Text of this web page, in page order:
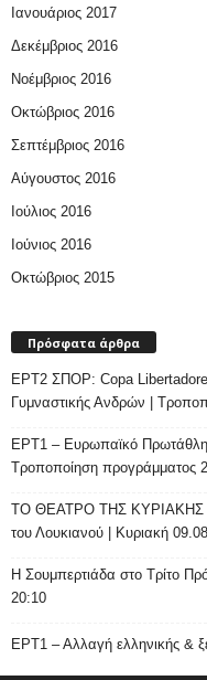
Ιανουάριος 2017
Δεκέμβριος 2016
Νοέμβριος 2016
Οκτώβριος 2016
Σεπτέμβριος 2016
Αύγουστος 2016
Ιούλιος 2016
Ιούνιος 2016
Οκτώβριος 2015
Πρόσφατα άρθρα
ΕΡΤ2 ΣΠΟΡ: Copa
Γυμναστικής Ανδρών |
ΕΡΤ1 – Ευρωπαϊκό
Τροποποίηση προγράμματος
ΤΟ ΘΕΑΤΡΟ ΤΗΣ ΚΥΡΙΑΚΗΣ
του Λουκιανού | Κυριακή
H Σουμπερτιάδα στο Τρίτο
20:10
ΕΡΤ1 – Αλλαγή ελληνικής &